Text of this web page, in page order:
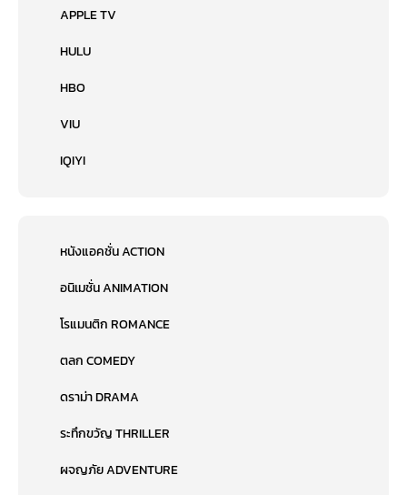
APPLE TV
HULU
HBO
VIU
IQIYI
หนังแอคชั่น ACTION
อนิเมชั่น ANIMATION
โรแมนติก ROMANCE
ตลก COMEDY
ดราม่า DRAMA
ระทึกขวัญ THRILLER
ผจญภัย ADVENTURE